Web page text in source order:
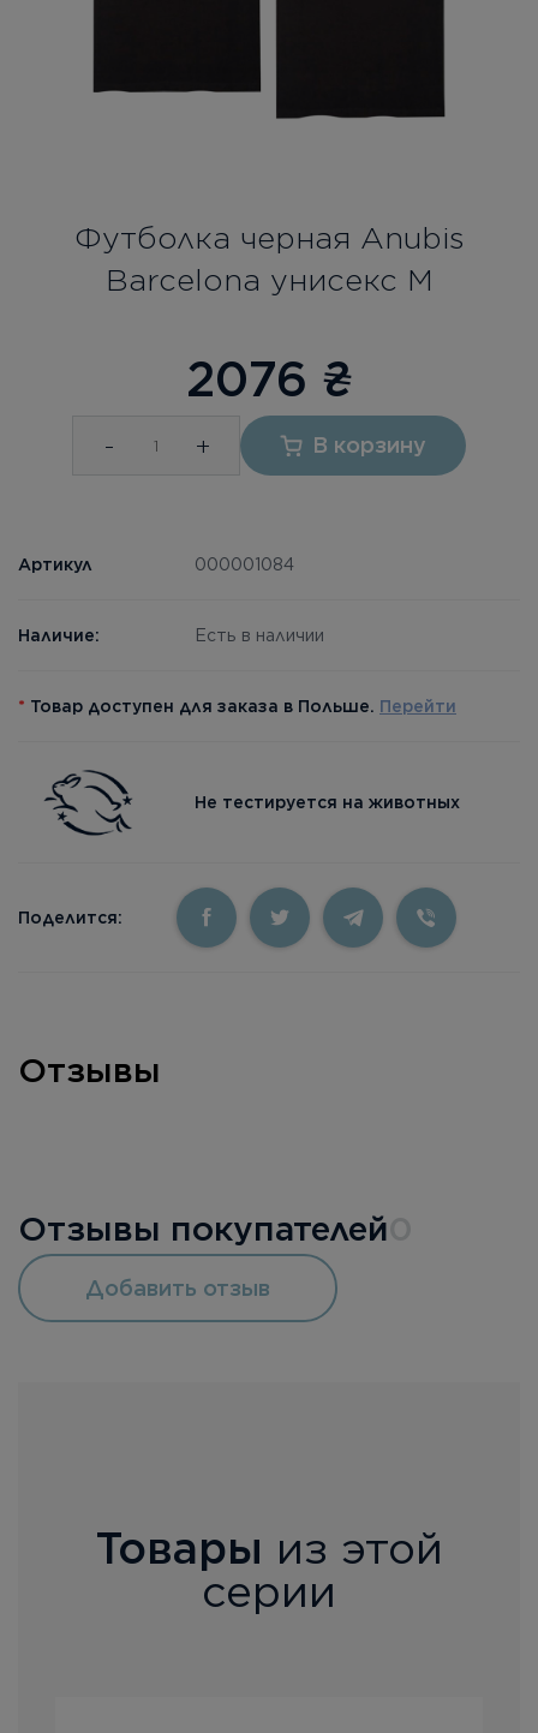
Футболка черная Anubis
Barcelona унисекс M
2076 ₴
- + В корзину
Артикул 000001084
Наличие: Есть в наличии
* Товар доступен для заказа в Польше. Перейти
Не тестируется на животных
Поделится:
Отзывы
Отзывы покупателей
Добавить отзыв
Товары из этой
серии